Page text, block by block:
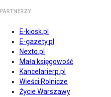
PARTNERZY
E-kiosk.pl
E-gazety.pl
Nexto.pl
Mała księgowość
Kancelarierp.pl
Wieści Rolnicze
Życie Warszawy